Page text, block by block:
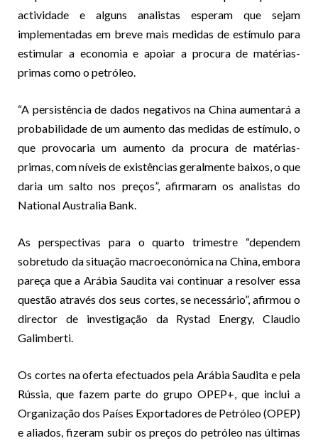
actividade e alguns analistas esperam que sejam
implementadas em breve mais medidas de estímulo para
estimular a economia e apoiar a procura de matérias-
primas como o petróleo.
“A persistência de dados negativos na China aumentará a
probabilidade de um aumento das medidas de estímulo, o
que provocaria um aumento da procura de matérias-
primas, com níveis de existências geralmente baixos, o que
daria um salto nos preços”, afirmaram os analistas do
National Australia Bank.
As perspectivas para o quarto trimestre “dependem
sobretudo da situação macroeconómica na China, embora
pareça que a Arábia Saudita vai continuar a resolver essa
questão através dos seus cortes, se necessário”, afirmou o
director de investigação da Rystad Energy, Claudio
Galimberti.
Os cortes na oferta efectuados pela Arábia Saudita e pela
Rússia, que fazem parte do grupo OPEP+, que inclui a
Organização dos Países Exportadores de Petróleo (OPEP)
e aliados, fizeram subir os preços do petróleo nas últimas